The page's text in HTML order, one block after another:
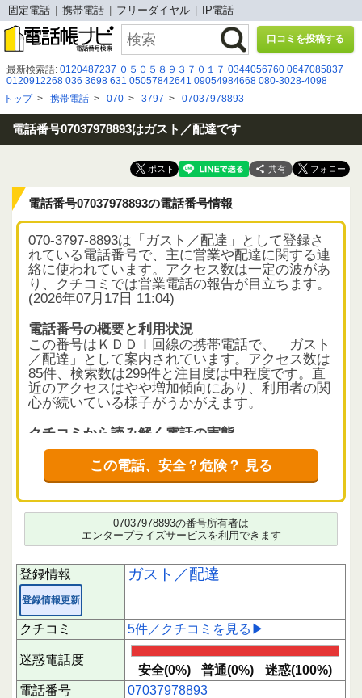
固定電話 携帯電話 フリーダイヤル IP電話
口コミを投稿する
最新検索語: 0120487237 ０５０５８９３７０１７ 0344056760 0647085837
0120912268 036 3698 631 05057842641 09054984668 080-3028-4098
08000006812 07010646333
0343765736 08033572682 05030917031 05017209559
07087197068 05031118111 0366325146 0120537356 03-3604-2000
08073629320
トップ> 携帯電話 > 070 > 3797 > 07037978893
電話番号07037978893はガスト／配達です
共有
電話番号07037978893の電話番号情報
070-3797-8893は「ガスト／配達」として登録さ
れている電話番号で、主に営業や配達に関する連
絡に使われています。アクセス数は一定の波があ
り、クチコミでは営業電話の報告が目立ちます。
(2026年07月17日 11:04)
電話番号の概要と利用状況
この番号はＫＤＤＩ回線の携帯電話で、「ガスト
／配達」として案内されています。アクセス数は
85件、検索数は299件と注目度は中程度です。直
近のアクセスはやや増加傾向にあり、利用者の関
心が続いている様子がうかがえます。
クチコミから読み解く電話の実態
クチコミは5件あり、平均評価は2.25とやや低め
です。安全と判断された評価はなく、迷惑とされ
る報告が2件あります。内容は主に営業電話に関
連絡が多いようです。一方で、配達の遅延連絡に
関するクチコミもあり、こちらは比較的肯定的な
評価が見られます。営業目的の電話が多いため、
応答時には内容をよく確認することが望ましいで
しょう。短時間に偏った評価は見られません。
利用者へのアドバイス
この番号からの着信は営業や配達関連の可能性が
高いですが、営業電話に対しては慎重な対応が推
奨されます。配達の連絡であれば、注文内容の確
認に役立つこともあります。電話に出る際は、相
手の目的を確認し、不審な点があれば折り返しを
控えるなどの注意が必要です。
この電話、安全？危険？ 見る
07037978893の番号所有者は
エンタープライズサービスを利用できます
登録情報
登録情報更新
ガスト／配達
クチコミ 5件／クチコミを見る▶
迷惑電話度
安全(0%) 普通(0%)
迷惑(100%)
電話番号
07037978893